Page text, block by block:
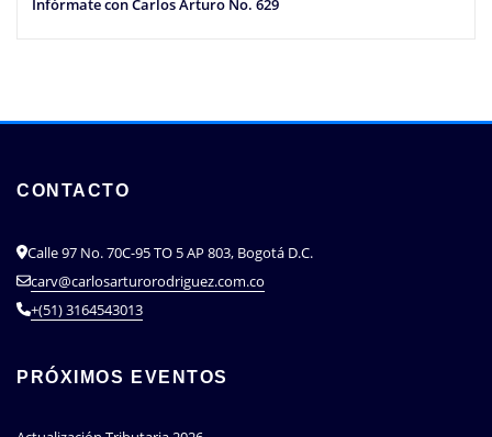
Infórmate con Carlos Arturo No. 629
CONTACTO
Calle 97 No. 70C-95 TO 5 AP 803, Bogotá D.C.
carv@carlosarturorodriguez.com.co
+(51) 3164543013
PRÓXIMOS EVENTOS